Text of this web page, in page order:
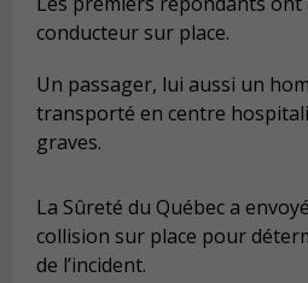
conducteur sur place.
Un passager, lui aussi un
transporté en centre
graves.
La Sûreté du Québec a
collision sur place pour
de l’incident.